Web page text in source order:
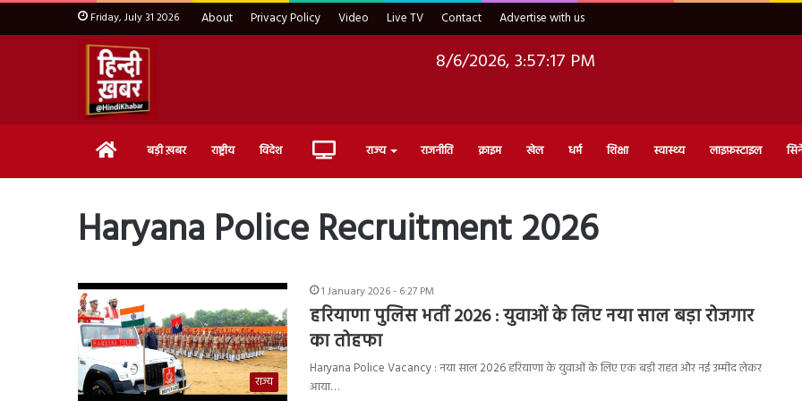
Friday, July 31 2026 About Privacy Policy Video Live TV Contact Advertise with us
8/6/2026, 3:57:18 PM
Home बड़ी ख़बर राष्ट्रीय विदेश Live राज्य राजनीति क्राइम खेल धर्म शिक्षा स्वास्थ्य लाइफ़स्टाइल
Haryana Police Recruitment 2026
राज्य
1 January 2026 - 6:27 PM
हरियाणा पुलिस भर्ती 2026 : युवाओं के लिए नया साल बड़ा रोजगार
का तोहफा
Haryana Police Vacancy : नया साल 2026 हरियाणा के युवाओं के लिए एक बड़ी राहत और नई उम्मीद लेकर
आया…